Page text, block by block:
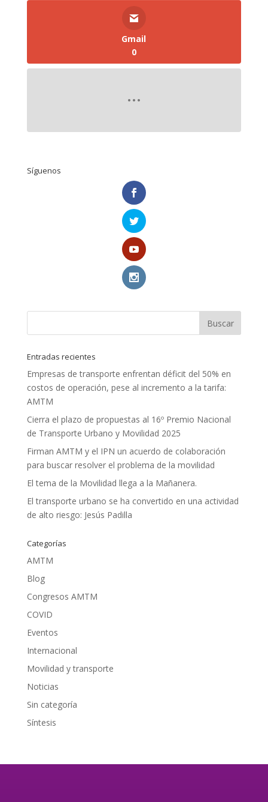
Gmail
0
Síguenos
Entradas recientes
Empresas de transporte enfrentan déficit del 50% en
costos de operación, pese al incremento a la tarifa:
AMTM
Cierra el plazo de propuestas al 16º Premio Nacional
de Transporte Urbano y Movilidad 2025
Firman AMTM y el IPN un acuerdo de colaboración
para buscar resolver el problema de la movilidad
El tema de la Movilidad llega a la Mañanera.
El transporte urbano se ha convertido en una actividad
de alto riesgo: Jesús Padilla
Categorías
AMTM
Blog
Congresos AMTM
COVID
Eventos
Internacional
Movilidad y transporte
Noticias
Sin categoría
Síntesis